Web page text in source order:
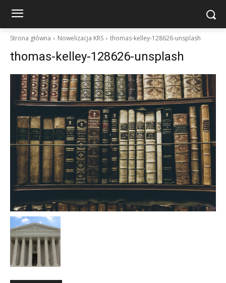
Strona główna Nowelizacja KRS thomas-kelley-128626-unsplash
thomas-kelley-128626-unsplash